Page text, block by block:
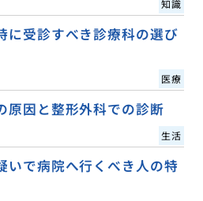
知識
に受診すべき診療科の選び
医療
原因と整形外科での診断
生活
いで病院へ行くべき人の特